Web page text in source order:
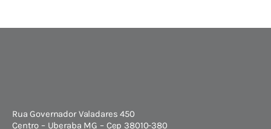
Rua Governador Valadares 450
Centro – Uberaba MG – Cep 38010-380